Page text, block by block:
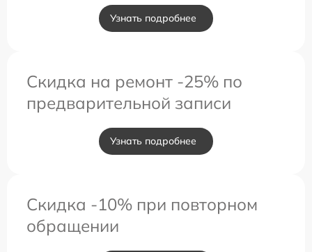
Узнать подробнее
Скидка на ремонт -25% по
предварительной записи
Узнать подробнее
Скидка -10% при повторном
обращении